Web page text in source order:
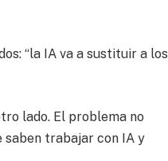
“la IA va a sustituir a los
lado. El problema no
trabajar con IA y